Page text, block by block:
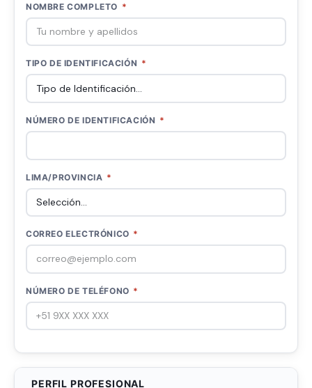
NOMBRE COMPLETO *
TIPO DE IDENTIFICACIÓN *
NÚMERO DE IDENTIFICACIÓN *
LIMA/PROVINCIA *
CORREO ELECTRÓNICO *
NÚMERO DE TELÉFONO *
PERFIL PROFESIONAL